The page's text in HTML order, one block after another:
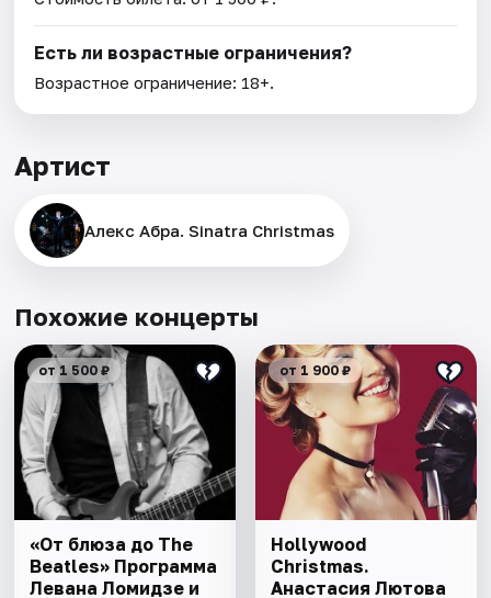
Есть ли возрастные ограничения?
Возрастное ограничение: 18+.
Артист
Алекс Абра. Sinatra Christmas
Похожие концерты
от 1 500 ₽
«От блюза до The
Beatles» Программа
Левана Ломидзе и
от 1 900 ₽
Hollywood
Christmas.
Анастасия Лютова